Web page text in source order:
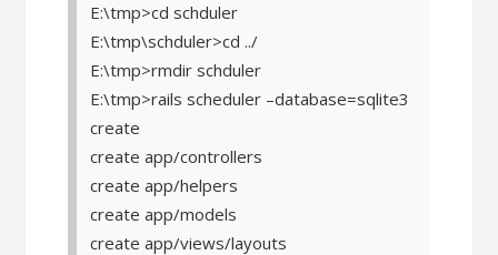
E:\tmp>cd schduler
E:\tmp\schduler>cd ../
E:\tmp>rmdir schduler
E:\tmp>rails scheduler –database=sqlite3
create
create app/controllers
create app/helpers
create app/models
create app/views/layouts